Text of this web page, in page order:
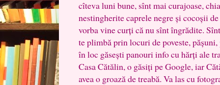
cîteva luni bune, sînt mai curajoase,
nestingherite caprele negre și cocoșii
vorba vine curți că nu sînt îngrădite.
te plimbă prin locuri de poveste,
în loc găsești panouri info cu hărți ale
Casa Cătălin, o găsiți pe Google, iar
avea o groază de treabă. Va las cu